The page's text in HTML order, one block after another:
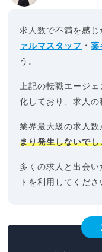
求人数で不満を感じ
ァルマスタッフ ・薬
う。
上記の転職エージ
化しており、求人の
業界最大級の求人数
まり発生しないでし
多くの求人と出会
トを利用してくださ